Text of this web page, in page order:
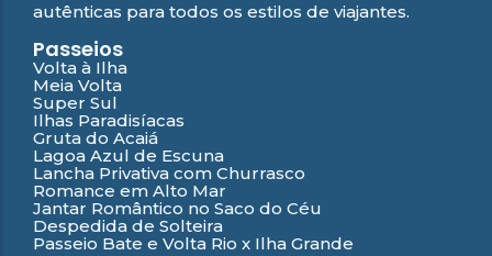
autênticas para todos os estilos de viajantes.
Passeios
Volta à Ilha
Meia Volta
Super Sul
Ilhas Paradisíacas
Gruta do Acaiá
Lagoa Azul de Escuna
Lancha Privativa com Churrasco
Romance em Alto Mar
Jantar Romântico no Saco do Céu
Despedida de Solteira
Passeio Bate e Volta Rio x Ilha Grande